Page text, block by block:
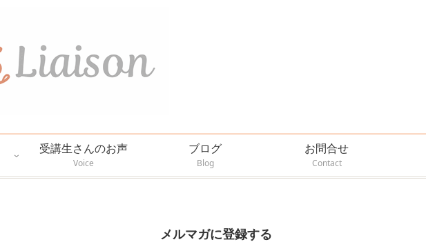
受講生さんのお声
Voice
ブログ
Blog
お問合せ
Contact
メルマガに登録する